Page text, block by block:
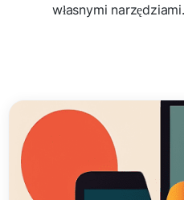
własnymi narzędziami.